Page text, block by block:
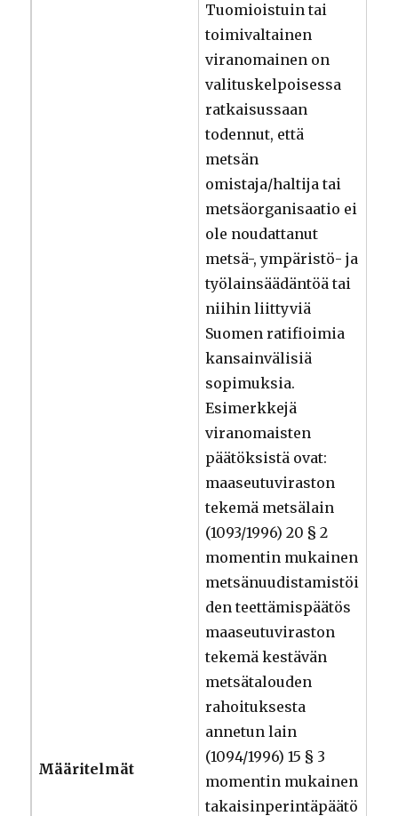
Määritelmät
Tuomioistuin tai
toimivaltainen
viranomainen on
valituskelpoisessa
ratkaisussaan
todennut, että
metsän
omistaja/haltija tai
metsäorganisaatio ei
ole noudattanut
metsä-, ympäristö- ja
työlainsäädäntöä tai
niihin liittyviä
Suomen ratifioimia
kansainvälisiä
sopimuksia.
Esimerkkejä
viranomaisten
päätöksistä ovat:
maaseutuviraston
tekemä metsälain
(1093/1996) 20 § 2
momentin mukainen
metsänuudistamistöi
den teettämispäätös
maaseutuviraston
tekemä kestävän
metsätalouden
rahoituksesta
annetun lain
(1094/1996) 15 § 3
momentin mukainen
takaisinperintäpäätö